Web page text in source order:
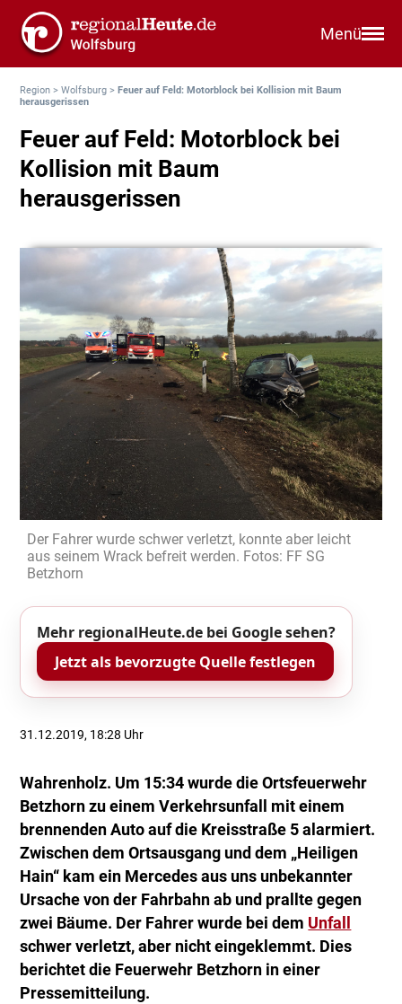
Menü
Region >Wolfsburg >Feuer auf Feld: Motorblock bei Kollision mit Baum
herausgerissen
Feuer auf Feld: Motorblock bei
Kollision mit Baum
herausgerissen
Der Fahrer wurde schwer verletzt, konnte aber leicht
aus seinem Wrack befreit werden. Fotos: FF SG
Betzhorn
Mehr regionalHeute.de bei Google sehen?
Jetzt als bevorzugte Quelle festlegen
31.12.2019, 18:28 Uhr
Wahrenholz. Um 15:34 wurde die Ortsfeuerwehr
Betzhorn zu einem Verkehrsunfall mit einem
brennenden Auto auf die Kreisstraße 5 alarmiert.
Zwischen dem Ortsausgang und dem „Heiligen
Hain“ kam ein Mercedes aus uns unbekannter
Ursache von der Fahrbahn ab und prallte gegen
zwei Bäume. Der Fahrer wurde bei dem Unfall
schwer verletzt, aber nicht eingeklemmt. Dies
berichtet die Feuerwehr Betzhorn in einer
Pressemitteilung.